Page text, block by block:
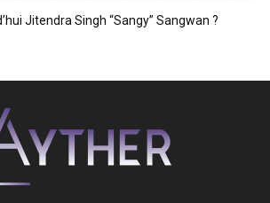
Jitendra Singh “Sangy” Sangwan ?